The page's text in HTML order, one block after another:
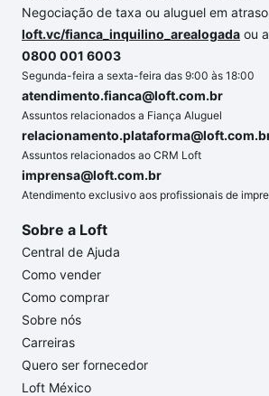
Negociação de taxa ou aluguel em
loft.vc/fianca_inquilino_arealogada ou
0800 001 6003
Segunda-feira a sexta-feira das 9:00 às 18:00
atendimento.fianca@loft.com.br
Assuntos relacionados a Fiança Aluguel
Assuntos relacionados ao CRM Loft
imprensa@loft.com.br
Atendimento exclusivo aos profissionais de
Sobre a Loft
Central de Ajuda
Como vender
Como comprar
Sobre nós
Carreiras
Quero ser fornecedor
Loft México